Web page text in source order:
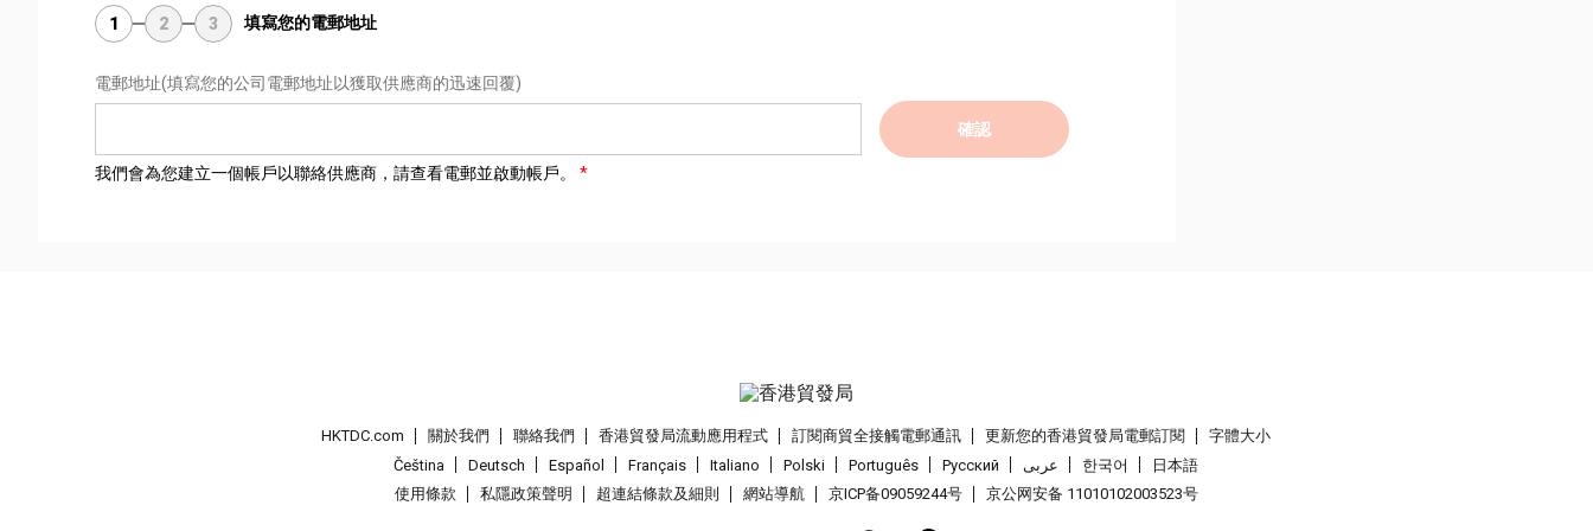
1 2 3 填寫您的電郵地址
電郵地址(填寫您的公司電郵地址以獲取供應商的迅速回覆)
確認
我們會為您建立一個帳戶以聯絡供應商，請查看電郵並啟動帳戶。
HKTDC.com 關於我們 聯絡我們 香港貿發局流動應用程式 訂閱商貿全接觸電郵通訊 更新您的香港貿發局電郵訂閱
字體大小
Čeština
Deutsch Español Français Italiano Polski Português Pусский عربى 한국어
日本語
使用條款
私隱政策聲明 超連結條款及細則 網站導航 京ICP备09059244号 京公网安备 11010102003523号